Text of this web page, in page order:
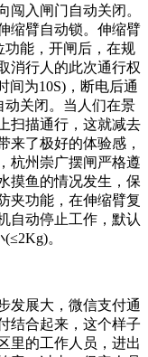
闯入闸门自动关闭。
缩臂自动锁。伸缩臂
功能，开闸后，在规
消行人的此次通行权
间为10S)，断电后通
动关闭。当人们在景
扫描通行，这就减去
来了极好的体验感，
杭州崇广摆闸严格遵
摸鱼的情况发生，保
夹功能，在伸缩臂复
自动停止工作，默认
。
发展大，微信支付通
结合起来，这个样子
里的工作人员，进出